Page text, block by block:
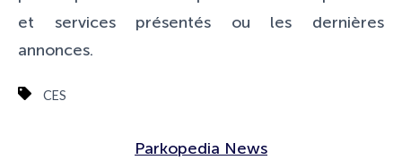
et services présentés ou les dernières
annonces.
CES
Parkopedia News